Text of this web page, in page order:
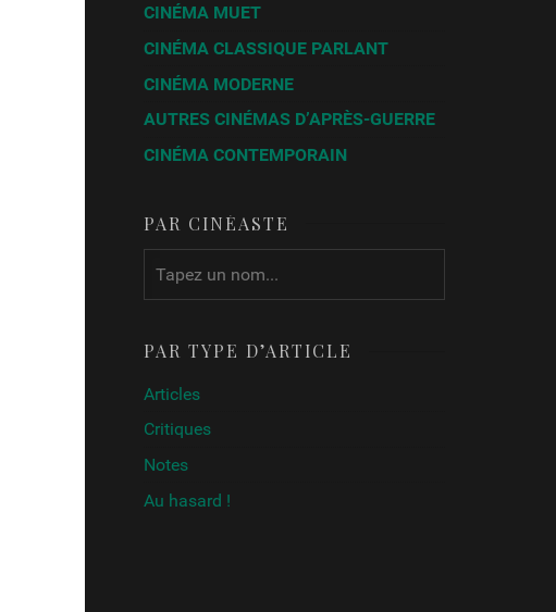
CINÉMA MUET
CINÉMA CLASSIQUE PARLANT
CINÉMA MODERNE
AUTRES CINÉMAS D’APRÈS-GUERRE
CINÉMA CONTEMPORAIN
PAR CINÉASTE
PAR TYPE D’ARTICLE
Articles
Critiques
Notes
Au hasard !